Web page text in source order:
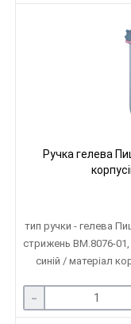
Ручка гелева
тип ручки - гелева
стрижень ВМ.8076-
синій / матеріал
-